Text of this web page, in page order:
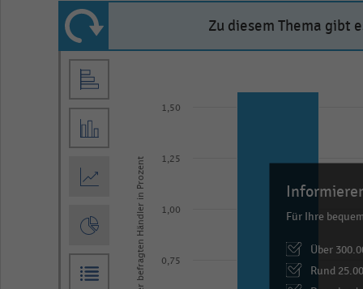
Zu diesem Thema gibt
series.
The
chart
has
Anteil der befragten Händler in Prozent 0,75
1,00
1,25
1,50
Für Ihre
Über
Rund